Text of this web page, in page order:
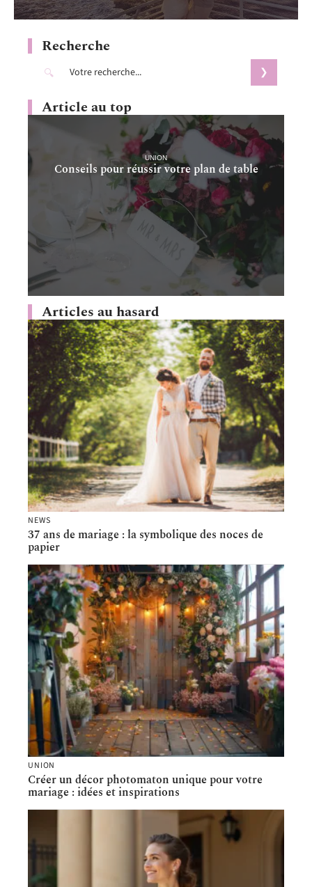
Recherche
Article au top
UNION
Conseils pour réussir votre plan de table
Articles au hasard
NEWS
37 ans de mariage : la symbolique des noces de
papier
UNION
Créer un décor photomaton unique pour votre
mariage : idées et inspirations